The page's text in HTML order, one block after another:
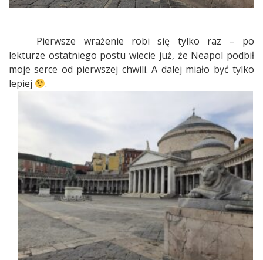
Pierwsze wrażenie robi się tylko raz – po
lekturze ostatniego postu wiecie już, że Neapol podbił
moje serce od pierwszej chwili. A dalej miało być tylko
lepiej
.